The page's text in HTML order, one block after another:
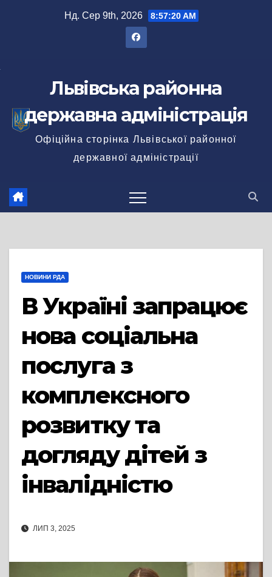
Нд. Сер 9th, 2026 8:57:20 AM
Львівська районна
державна адміністрація
Офіційна сторінка Львівської районної
державної адміністрації
НОВИНИ РДА
В Україні запрацює
нова соціальна
послуга з
комплексного
розвитку та
догляду дітей з
інвалідністю
ЛИП 3, 2025